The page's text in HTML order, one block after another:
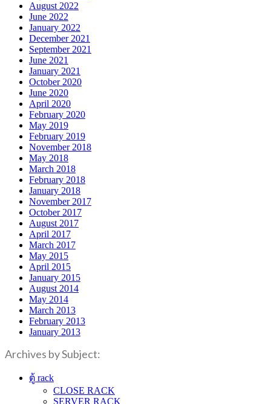
August 2022
June 2022
January 2022
December 2021
September 2021
June 2021
January 2021
October 2020
June 2020
April 2020
February 2020
May 2019
February 2019
November 2018
May 2018
March 2018
February 2018
January 2018
November 2017
October 2017
August 2017
April 2017
March 2017
May 2015
April 2015
January 2015
August 2014
May 2014
March 2013
February 2013
January 2013
Archives by Subject:
ตู้ rack
CLOSE RACK
SERVER RACK